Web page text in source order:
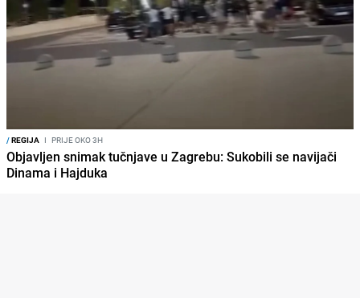
/REGIJA I PRIJE OKO 3H
Objavljen snimak tučnjave u Zagrebu: Sukobili se navijači
Dinama i Hajduka